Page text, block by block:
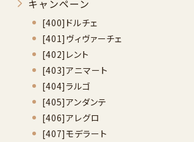
キャンペーン
[400]ドルチェ
[401]ヴィヴァーチェ
[402]レント
[403]アニマート
[404]ラルゴ
[405]アンダンテ
[406]アレグロ
[407]モデラート